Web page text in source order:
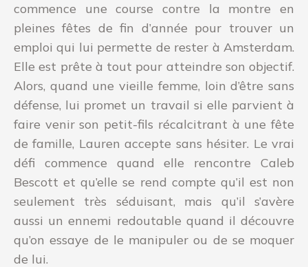
commence une course contre la montre en
pleines fêtes de fin d’année pour trouver un
emploi qui lui permette de rester à Amsterdam.
Elle est prête à tout pour atteindre son objectif.
Alors, quand une vieille femme, loin d’être sans
défense, lui promet un travail si elle parvient à
faire venir son petit-fils récalcitrant à une fête
de famille, Lauren accepte sans hésiter. Le vrai
défi commence quand elle rencontre Caleb
Bescott et qu’elle se rend compte qu’il est non
seulement très séduisant, mais qu’il s’avère
aussi un ennemi redoutable quand il découvre
qu’on essaye de le manipuler ou de se moquer
de lui.